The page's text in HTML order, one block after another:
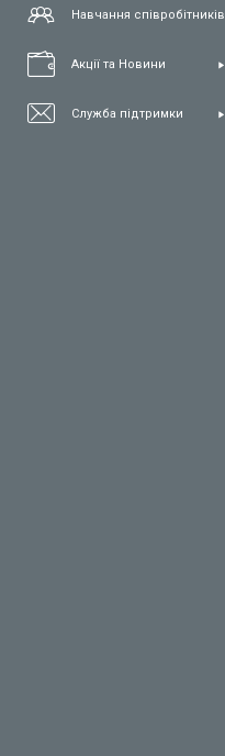
Навчання співробітників
Акції та Новини
Служба підтримки